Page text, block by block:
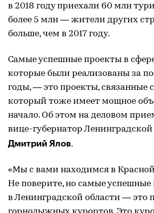
в 2018 году приехали 60 млн
более 5 млн — жители других
больше, чем в 2017 году.
Самые успешные проекты в
которые были реализованы за
годы, — это проекты, связанные
который тоже имеет мощное
начало. Об этом на деловом
вице-губернатор Ленинградской
Дмитрий Ялов.
«Мы с вами находимся в
Не поверите, но самые
в Ленинградской области — это